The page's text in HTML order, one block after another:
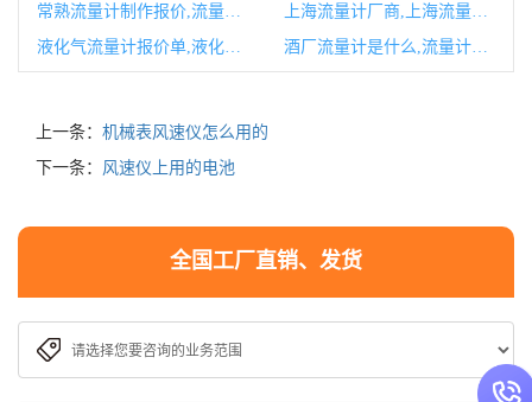
上海流量计厂商,上海流量计生产厂家
酒厂流量计是什么,流量计制造有限公司
上一条： 机械表风速仪怎么用的
下一条： 风速仪上用的电池
全国工厂直销、发货